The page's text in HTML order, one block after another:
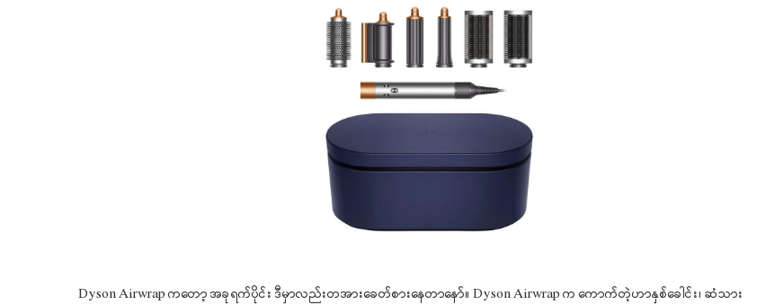
Dyson Airwrap ကတော့ အခုရက်ပိုင်း ဒီမှာလည်းတအားခေတ်စားနေတာနော်။ Dyson Airwrap က ကောက်တဲ့ဟာနှစ်ခေါင်း၊ ဆံသား